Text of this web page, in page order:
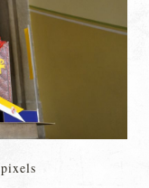
pixels